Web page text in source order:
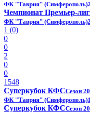
ФК "Таврия" (Симферополь)
Чемпионат Премьер-
ФК "Таврия" (Симферополь)
1 (0)
0
0
2
0
0
1548
Суперкубок КФССезон
ФК "Таврия" (Симферополь)
Суперкубок КФССезон